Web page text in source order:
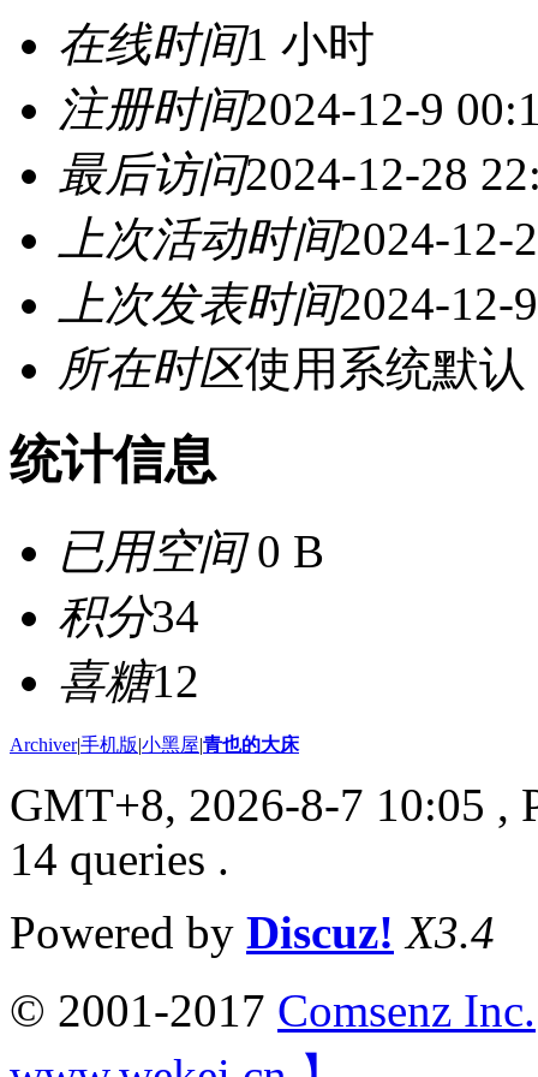
在线时间1 小时
注册时间2024-12-9
最后访问2024-12-28
上次活动时间2024-12-
上次发表时间2024-12-
所在时区使用系统默认
统计信息
已用空间0 B
积分34
喜糖12
Archiver|手机版|小黑屋|青也的大床
GMT+8, 2026-8-7 10:05 ,
14 queries .
Powered by Discuz! X3.4
© 2001-2017 Comsenz Inc.